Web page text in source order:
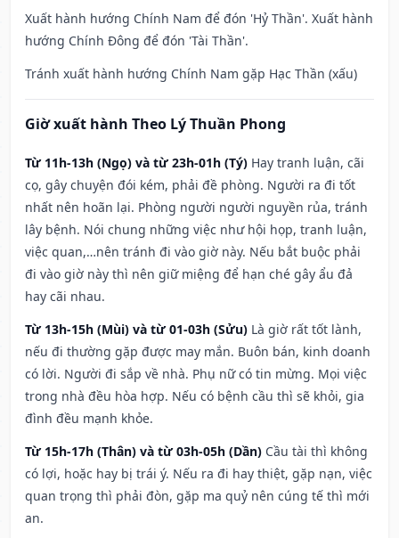
Xuất hành hướng Chính Nam để đón 'Hỷ Thần'. Xuất hành
hướng Chính Đông để đón 'Tài Thần'.
Tránh xuất hành hướng Chính Nam gặp Hạc Thần (xấu)
Giờ xuất hành Theo Lý Thuần Phong
Từ 11h-13h (Ngọ) và từ 23h-01h (Tý) Hay tranh luận, cãi
cọ, gây chuyện đói kém, phải đề phòng. Người ra đi tốt
nhất nên hoãn lại. Phòng người người nguyền rủa, tránh
lây bệnh. Nói chung những việc như hội họp, tranh luận,
việc quan,…nên tránh đi vào giờ này. Nếu bắt buộc phải
đi vào giờ này thì nên giữ miệng để hạn ché gây ẩu đả
hay cãi nhau.
Từ 13h-15h (Mùi) và từ 01-03h (Sửu) Là giờ rất tốt lành,
nếu đi thường gặp được may mắn. Buôn bán, kinh doanh
có lời. Người đi sắp về nhà. Phụ nữ có tin mừng. Mọi việc
trong nhà đều hòa hợp. Nếu có bệnh cầu thì sẽ khỏi, gia
đình đều mạnh khỏe.
Từ 15h-17h (Thân) và từ 03h-05h (Dần) Cầu tài thì không
có lợi, hoặc hay bị trái ý. Nếu ra đi hay thiệt, gặp nạn, việc
quan trọng thì phải đòn, gặp ma quỷ nên cúng tế thì mới
an.